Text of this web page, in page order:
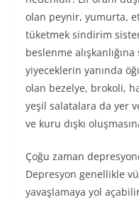
olan peynir, yumurta,
tüketmek sindirim
beslenme
yiyeceklerin yanında
olan bezelye, brokoli,
yeşil salatalara da yer
ve kuru dışkı
Çoğu zaman
Depresyon genellikle
yavaşlamaya yol